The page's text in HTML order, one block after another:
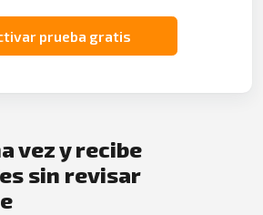
prueba gratis
vez y recibe
sin revisar